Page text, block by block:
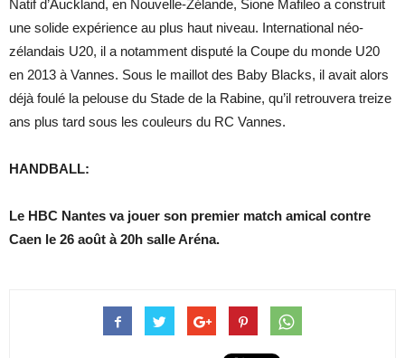
Natif d’Auckland, en Nouvelle-Zélande, Sione Mafileo a construit
une solide expérience au plus haut niveau. International néo-
zélandais U20, il a notamment disputé la Coupe du monde U20
en 2013 à Vannes. Sous le maillot des Baby Blacks, il avait alors
déjà foulé la pelouse du Stade de la Rabine, qu’il retrouvera treize
ans plus tard sous les couleurs du RC Vannes.
HANDBALL:
Le HBC Nantes va jouer son premier match amical contre
Caen le 26 août à 20h salle Aréna.